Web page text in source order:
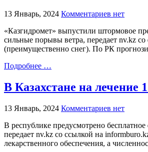
13 Январь, 2024 Комментариев нет
«Казгидромет» выпустили штормовое
сильные порывы ветра, передает nv.kz
(преимущественно снег). По РК
Подробнее …
В Казахстане на
13 Январь, 2024 Комментариев нет
В республике предусмотрено
передает nv.kz со ссылкой на
лекарственного обеспечения, а